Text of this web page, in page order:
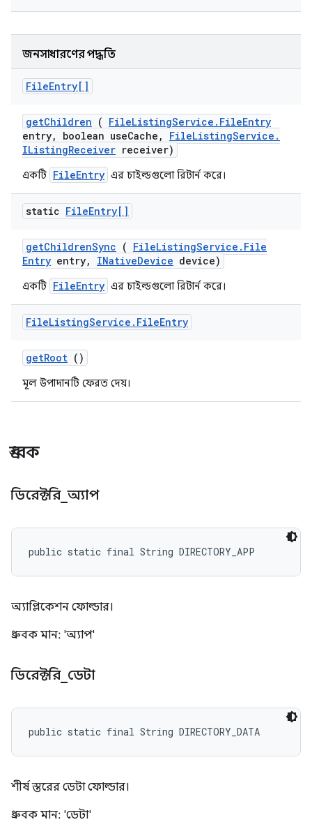
জনসাধারণের পদ্ধতি
FileEntry[]
getChildren ( FileListingService . FileEntry
entry, boolean useCache , FileListingService .
IListingReceiver receiver)
একটি FileEntry এর চাইল্ডগুলো রিটার্ন করে।
static FileEntry[]
getChildrenSync ( FileListingService . File
Entry entry, INativeDevice device)
একটি FileEntry এর চাইল্ডগুলো রিটার্ন করে।
FileListingService . FileEntry
getRoot ()
মূল উপাদানটি ফেরত দেয়।
ধ্রুবক
ডিরেক্টরি_অ্যাপ
public static final String DIRECTORY_APP
অ্যাপ্লিকেশন ফোল্ডার।
ধ্রুবক মান: 'অ্যাপ'
ডিরেক্টরি_ ডেটা
public static final String DIRECTORY_DATA
শীর্ষ স্তরের ডেটা ফোল্ডার।
ধ্রুবক মান: 'ডেটা'